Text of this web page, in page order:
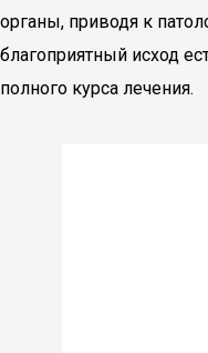
органы, приводя к
благоприятный исход
полного курса лечения.